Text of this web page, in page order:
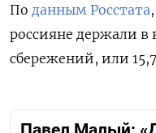
По данным Росстата
россияне держали
сбережений, или